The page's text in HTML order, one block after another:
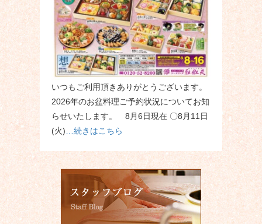
いつもご利用頂きありがとうございます。
2026年のお盆料理ご予約状況についてお知
らせいたします。 8月6日現在 〇8月11日
(火) …続きはこちら